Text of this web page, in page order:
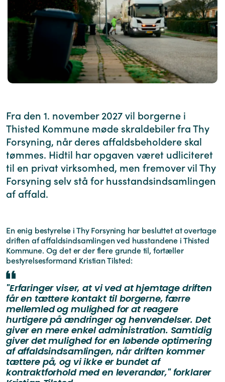
Fra den 1. november 2027 vil borgerne i
Thisted Kommune møde skraldebiler fra Thy
Forsyning, når deres affaldsbeholdere skal
tømmes. Hidtil har opgaven været udliciteret
til en privat virksomhed, men fremover vil Thy
Forsyning selv stå for husstandsindsamlingen
af affald.
En enig bestyrelse i Thy Forsyning har besluttet at overtage
driften af affaldsindsamlingen ved husstandene i Thisted
Kommune. Og det er der flere grunde til, fortæller
bestyrelsesformand Kristian Tilsted:
"Erfaringer viser, at vi ved at hjemtage driften
får en tættere kontakt til borgerne, færre
mellemled og mulighed for at reagere
hurtigere på ændringer og henvendelser. Det
giver en mere enkel administration. Samtidig
giver det mulighed for en løbende optimering
af affaldsindsamlingen, når driften kommer
tættere på, og vi ikke er bundet af
kontraktforhold med en leverandør," forklarer